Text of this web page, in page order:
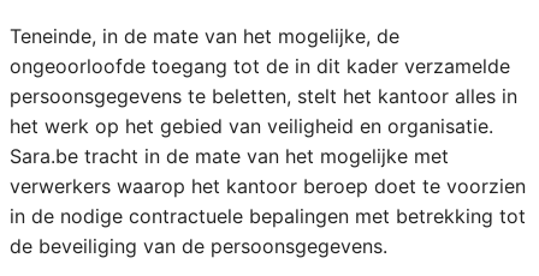
Teneinde, in de mate van het mogelijke, de
ongeoorloofde toegang tot de in dit kader verzamelde
persoonsgegevens te beletten, stelt het kantoor alles in
het werk op het gebied van veiligheid en organisatie.
Sara.be tracht in de mate van het mogelijke met
verwerkers waarop het kantoor beroep doet te voorzien
in de nodige contractuele bepalingen met betrekking tot
de beveiliging van de persoonsgegevens.